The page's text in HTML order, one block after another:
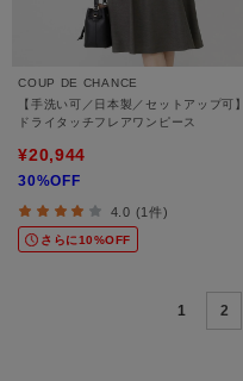
COUP DE CHANCE
【手洗い可／日本製／セットアップ可】
ドライタッチフレアワンピース
¥20,944
30%OFF
4.0 (1件)
さらに10%OFF
1 2